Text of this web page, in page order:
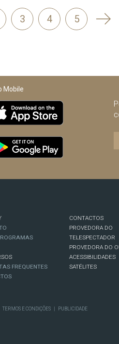
3 4 5
Mobile
FREQUENTES
CONTACTOS
PROVEDORA DO
TELESPECTADOR
PROVEDORA DO
ACESSIBILIDADES
SATÉLITES
TERMOS E CONDIÇÕES PUBLICIDADE